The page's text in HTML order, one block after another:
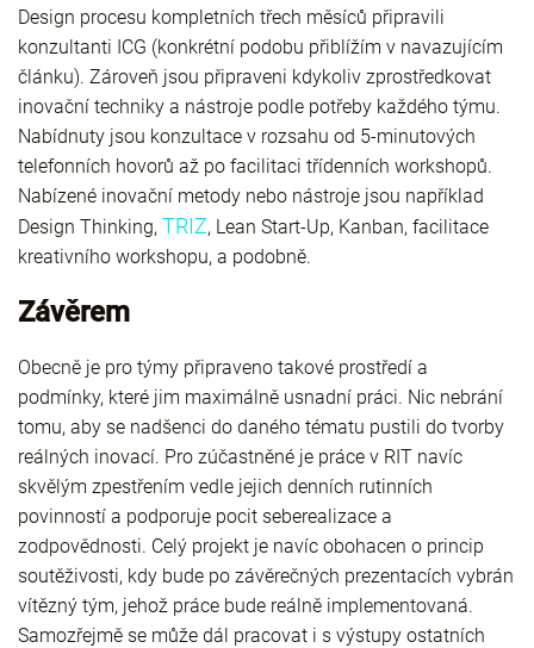
Design procesu kompletních třech měsíců připravili
konzultanti ICG (konkrétní podobu přiblížím v navazujícím
článku). Zároveň jsou připraveni kdykoliv zprostředkovat
inovační techniky a nástroje podle potřeby každého týmu.
Nabídnuty jsou konzultace v rozsahu od 5-minutových
telefonních hovorů až po facilitaci třídenních workshopů.
Nabízené inovační metody nebo nástroje jsou například
Design Thinking, TRIZ, Lean Start-Up, Kanban, facilitace
kreativního workshopu, a podobně.
Závěrem
Obecně je pro týmy připraveno takové prostředí a
podmínky, které jim maximálně usnadní práci. Nic nebrání
tomu, aby se nadšenci do daného tématu pustili do tvorby
reálných inovací. Pro zúčastněné je práce v RIT navíc
skvělým zpestřením vedle jejich denních rutinních
povinností a podporuje pocit seberealizace a
zodpovědnosti. Celý projekt je navíc obohacen o princip
soutěživosti, kdy bude po závěrečných prezentacích vybrán
vítězný tým, jehož práce bude reálně implementovaná.
Samozřejmě se může dál pracovat i s výstupy ostatních